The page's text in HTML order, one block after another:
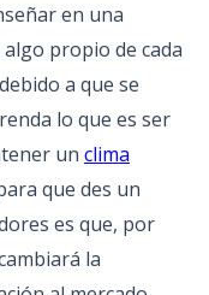
en una
propio de cada
a que se
lo que es ser
un clima
que des un
es que, por
la